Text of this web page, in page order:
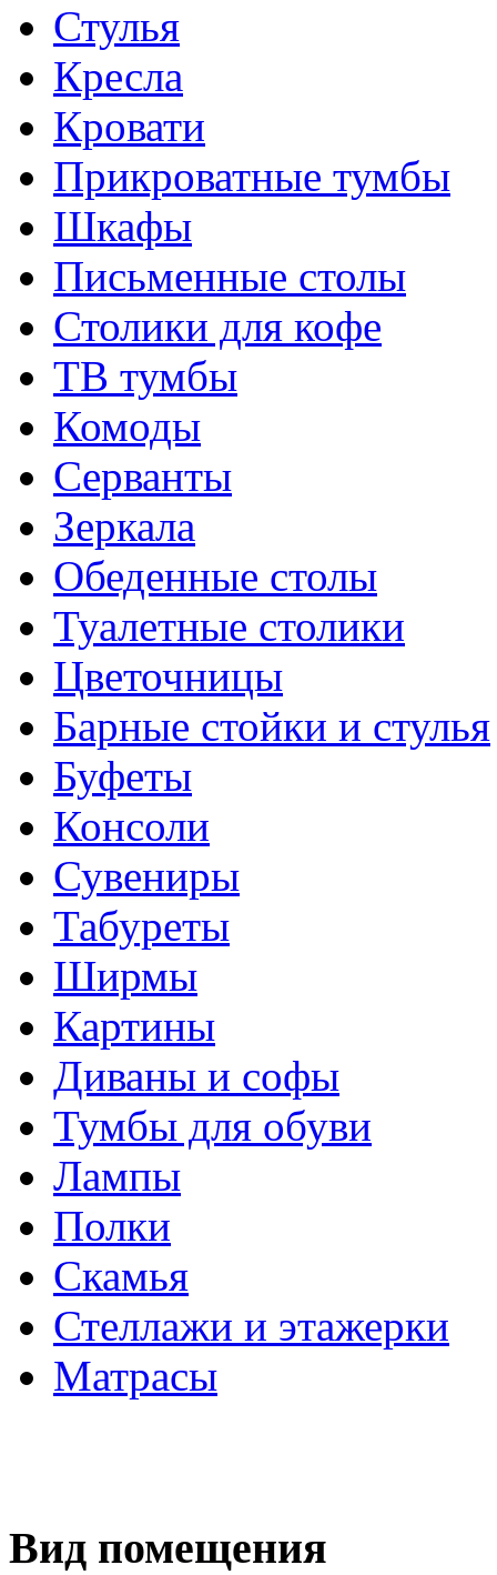
Стулья
Кресла
Кровати
Прикроватные тумбы
Шкафы
Письменные столы
Столики для кофе
ТВ тумбы
Комоды
Серванты
Зеркала
Обеденные столы
Туалетные столики
Цветочницы
Барные стойки и стулья
Буфеты
Консоли
Сувениры
Табуреты
Ширмы
Картины
Диваны и софы
Тумбы для обуви
Лампы
Полки
Скамья
Стеллажи и этажерки
Матрасы
Вид помещения